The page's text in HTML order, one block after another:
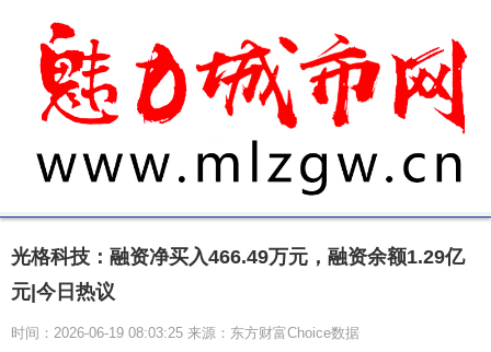
光格科技：融资净买入466.49万元，融资余额1.29亿
元|今日热议
时间：2026-06-19 08:03:25 来源：东方财富Choice数据